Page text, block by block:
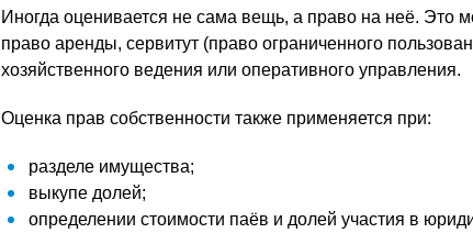
Иногда оценивается не сама вещь, а право на неё. Это
право аренды, сервитут (право ограниченного
хозяйственного ведения или оперативного управления.
Оценка прав собственности также применяется при:
разделе имущества;
выкупе долей;
определении стоимости паёв и долей участия в